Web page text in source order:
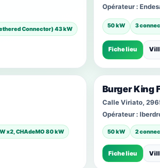
Connector) 43 kW
Opérateur :
50 kW 3
Fiche lieu
x2, CHAdeMO 80 kW
Burger King
Calle Viriato,
Opérateur :
50 kW 2
Fiche lieu